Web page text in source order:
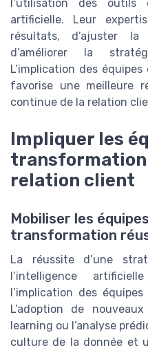
l’utilisation des outils
artificielle. Leur
résultats, d’ajuster
d’améliorer la
L’implication des
favorise une meilleure
continue de la relation
Impliquer les
relation client
Mobiliser les
transformation
La réussite d’une
l’intelligence
l’implication des
L’adoption de
learning ou l’analyse
culture de la donnée et